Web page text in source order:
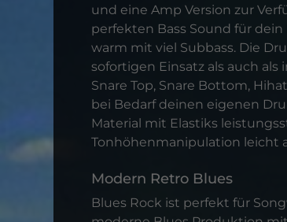
und eine Amp Version zur
perfekten Bass Sound für
warm mit viel Subbass. Die
sofortigen Einsatz als auch als
Snare Top, Snare Bottom,
bei Bedarf deinen eigenen
Material mit Elastiks
Tonhöhenmanipulation leicht
Modern Retro Blues
Blues Rock ist perfekt für